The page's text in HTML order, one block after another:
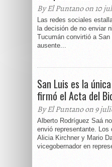
By El Puntano on 10
Las redes sociales
la decisión de no enviar
Tucumán convirtió a
ausente...
San Luis es la
firmó el Acta del
By El Puntano on 9
Alberto Rodríguez Saá
envió representante.
Alicia Kirchner y Mario
vicegobernador en